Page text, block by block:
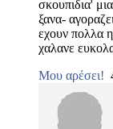
σκουπιδια'
ξανα-
εχουν πολλα
χαλανε
Μου αρέσει!